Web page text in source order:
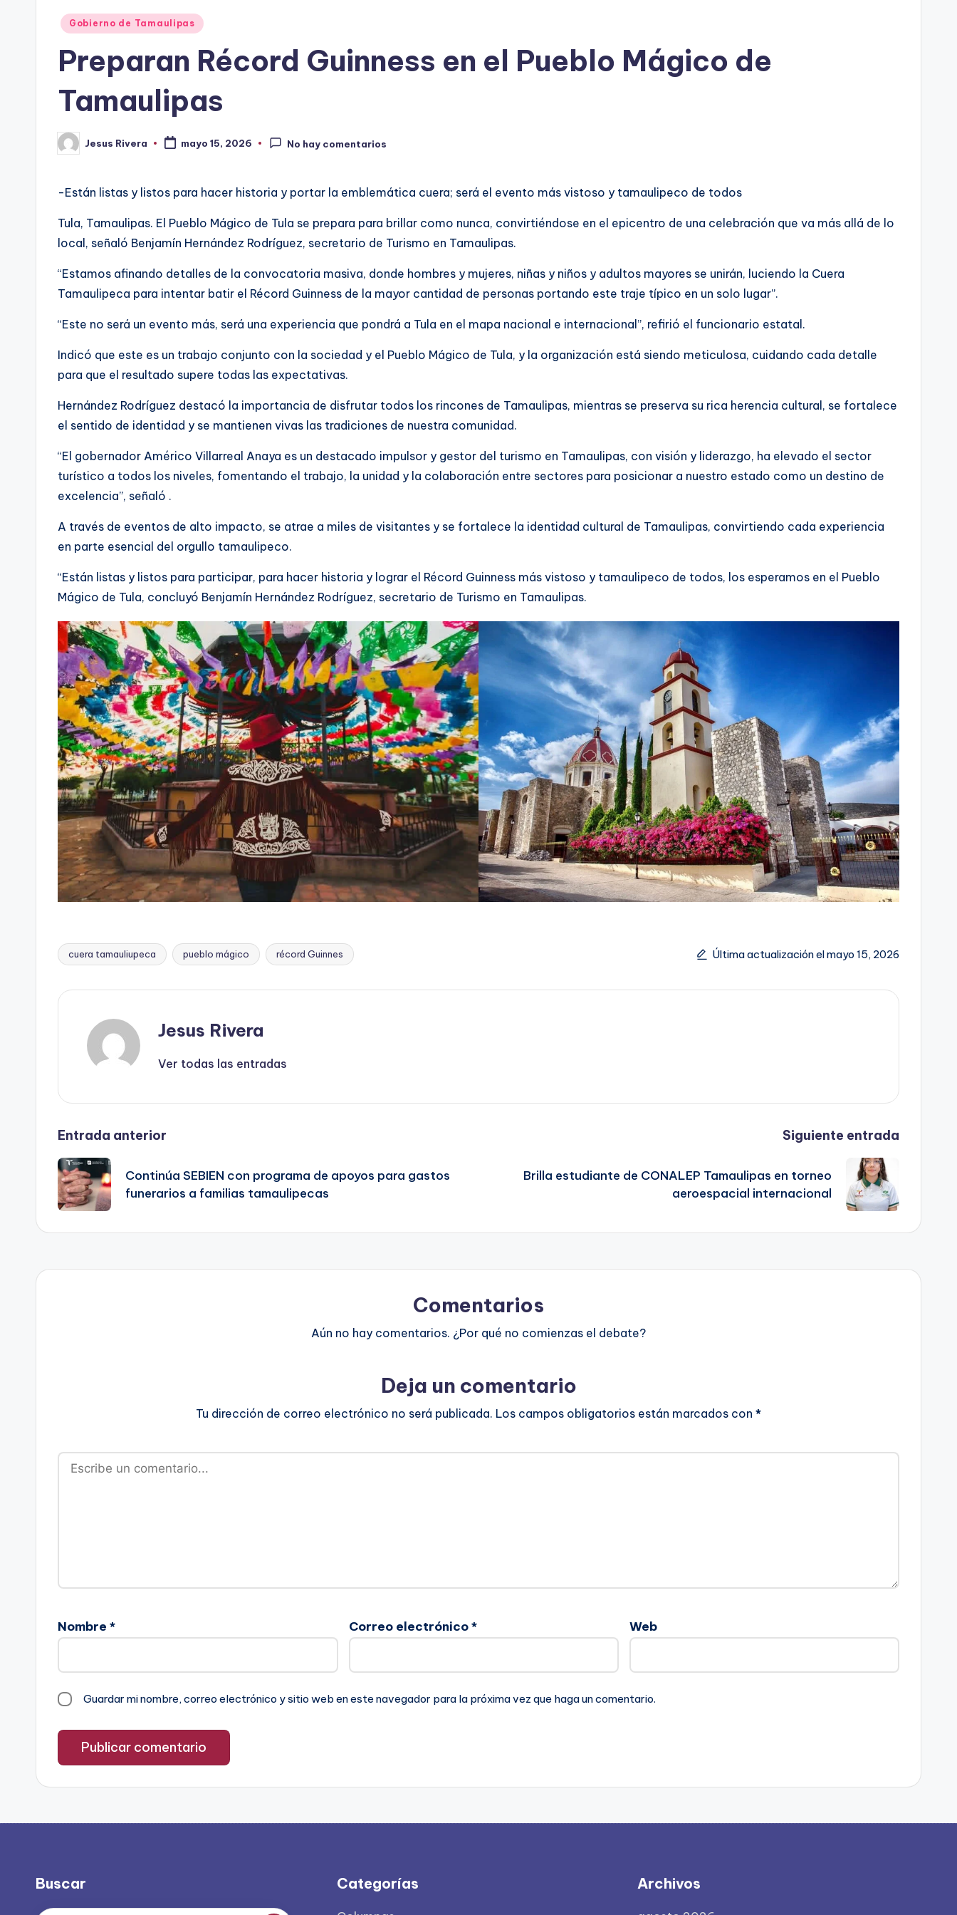
Publicado
Gobierno de Tamaulipas
Preparan Récord Guinness en el Pueblo Mágico de
Tamaulipas
Publicado
por
Jesus Rivera mayo 15, 2026 No hay comentarios
-Están listas y listos para hacer historia y portar la emblemática cuera; será el evento más vistoso y tamaulipeco de todos
Tula, Tamaulipas. El Pueblo Mágico de Tula se prepara para brillar como nunca, convirtiéndose en el epicentro de una celebración que va más allá de lo
local, señaló Benjamín Hernández Rodríguez, secretario de Turismo en Tamaulipas.
“Estamos afinando detalles de la convocatoria masiva, donde hombres y mujeres, niñas y niños y adultos mayores se unirán, luciendo la Cuera
Tamaulipeca para intentar batir el Récord Guinness de la mayor cantidad de personas portando este traje típico en un solo lugar”.
“Este no será un evento más, será una experiencia que pondrá a Tula en el mapa nacional e internacional”, refirió el funcionario estatal.
Indicó que este es un trabajo conjunto con la sociedad y el Pueblo Mágico de Tula, y la organización está siendo meticulosa, cuidando cada detalle
para que el resultado supere todas las expectativas.
Hernández Rodríguez destacó la importancia de disfrutar todos los rincones de Tamaulipas, mientras se preserva su rica herencia cultural, se fortalece
el sentido de identidad y se mantienen vivas las tradiciones de nuestra comunidad.
“El gobernador Américo Villarreal Anaya es un destacado impulsor y gestor del turismo en Tamaulipas, con visión y liderazgo, ha elevado el sector
turístico a todos los niveles, fomentando el trabajo, la unidad y la colaboración entre sectores para posicionar a nuestro estado como un destino de
excelencia”, señaló .
A través de eventos de alto impacto, se atrae a miles de visitantes y se fortalece la identidad cultural de Tamaulipas, convirtiendo cada experiencia
en parte esencial del orgullo tamaulipeco.
“Están listas y listos para participar, para hacer historia y lograr el Récord Guinness más vistoso y tamaulipeco de todos, los esperamos en el Pueblo
Mágico de Tula, concluyó Benjamín Hernández Rodríguez, secretario de Turismo en Tamaulipas.
Etiquetas:
cuera tamauliupeca pueblo mágico récord Guinnes Última actualización el mayo 15, 2026
Jesus Rivera
Ver todas las entradas
Navegación
de
entradas
Entrada anterior
Continúa SEBIEN con programa de apoyos para gastos
funerarios a familias tamaulipecas
Siguiente entrada
Brilla estudiante de CONALEP Tamaulipas en torneo
aeroespacial internacional
Comentarios
Aún no hay comentarios. ¿Por qué no comienzas el debate?
Deja un comentario
Tu dirección de correo electrónico no será publicada. Los campos obligatorios están marcados con *
Nombre * Correo electrónico* Web
Guardar mi nombre, correo electrónico y sitio web en este navegador para la próxima vez que haga un comentario.
Buscar Categorías Archivos